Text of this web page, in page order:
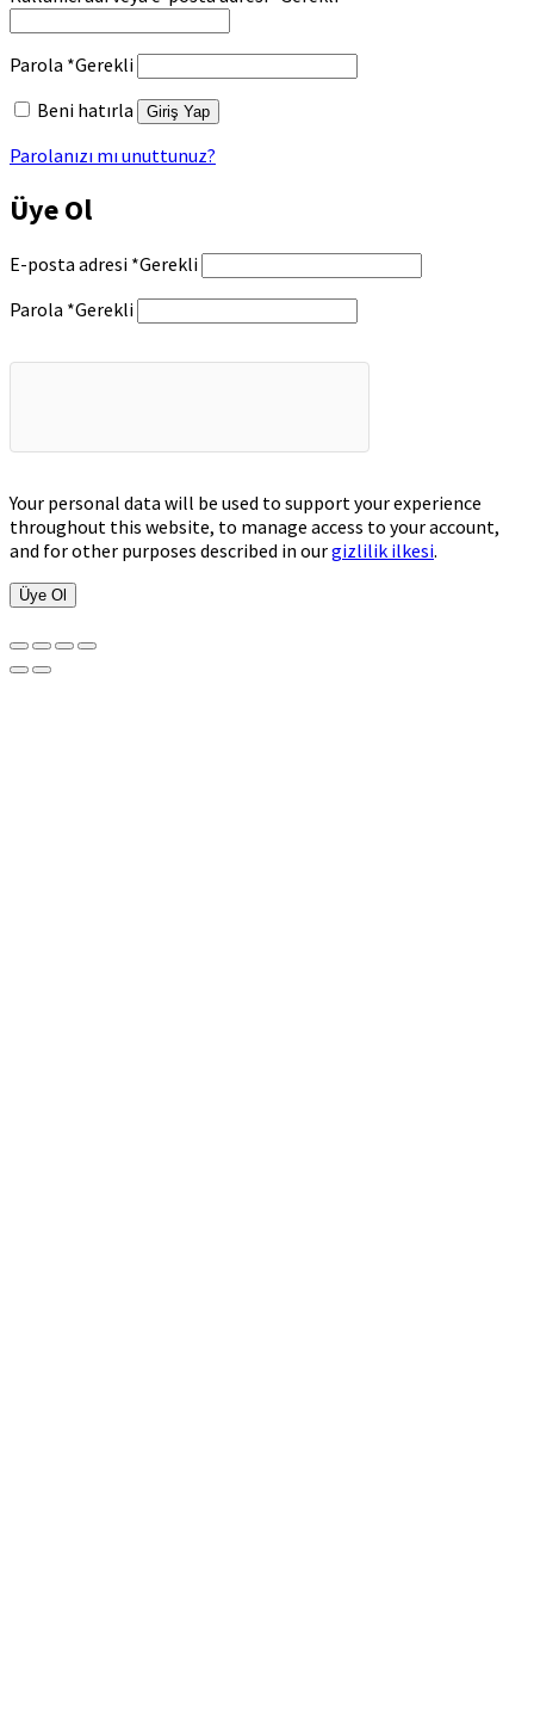
Parola *Gerekli
Beni hatırla
Giriş Yap
Parolanızı mı unuttunuz?
Üye Ol
E-posta adresi *Gerekli
Parola *Gerekli
Your personal data will be used to support your experience
throughout this website, to manage access to your account,
and for other purposes described in ourgizlilik ilkesi.
Üye Ol